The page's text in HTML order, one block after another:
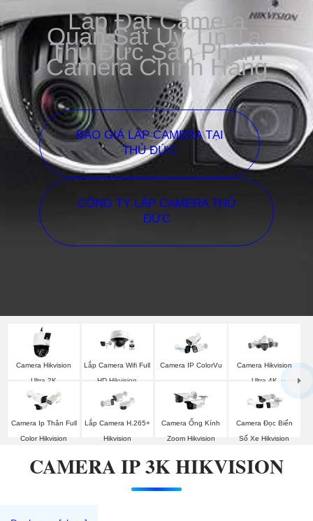
Lắp Đặt Camera
Quan Sát Uy Tín Tại
Thủ Đức Sản Phẩm
Camera Chính Hãng
BÁO GIÁ LẮP CAMERA TẠI
THỦ ĐỨC
CÔNG TY LẮP CAMERA THỦ
ĐỨC
Camera Hikvision
Ultra 2K
Lắp Camera Wifi Full
HD Hikvision
Camera IP ColorVu
Camera Hikvision
Ultra 4K
Camera Ip Thân Full
Color Hikvision
Lắp Camera H.265+
Hikvision
Camera Ống Kính
Zoom Hikvision
Camera Đọc Biển
Số Xe Hikvision
CAMERA IP 3K HIKVISION